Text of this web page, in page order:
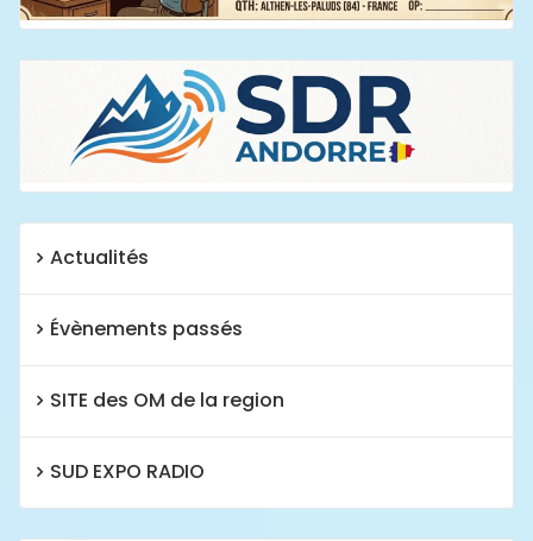
Actualités
Évènements passés
SITE des OM de la region
SUD EXPO RADIO